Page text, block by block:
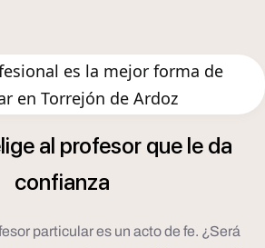
es la mejor forma de
en Torrejón de Ardoz
al profesor que le da
confianza
particular es un acto de fe. ¿Será